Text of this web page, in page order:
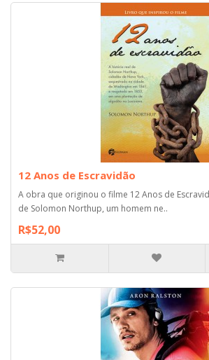
12 Anos de Escravidão
A obra que originou o filme 12 Anos de
de Solomon Northup, um homem ne..
R$52,00